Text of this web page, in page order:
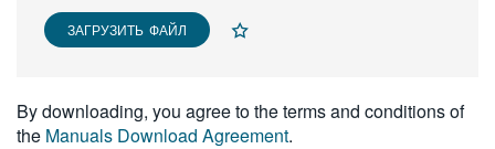
ЗАГРУЗИТЬ ФАЙЛ
By downloading, you agree to the terms and conditions of
the Manuals Download Agreement.